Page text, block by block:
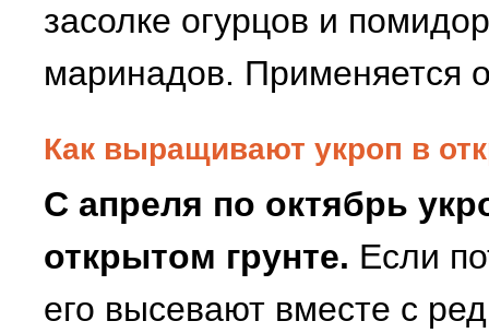
засолке огурцов и
маринадов. Применяется
Как выращивают укроп в
С апреля по октябрь
открытом грунте. Если
его высевают вместе с